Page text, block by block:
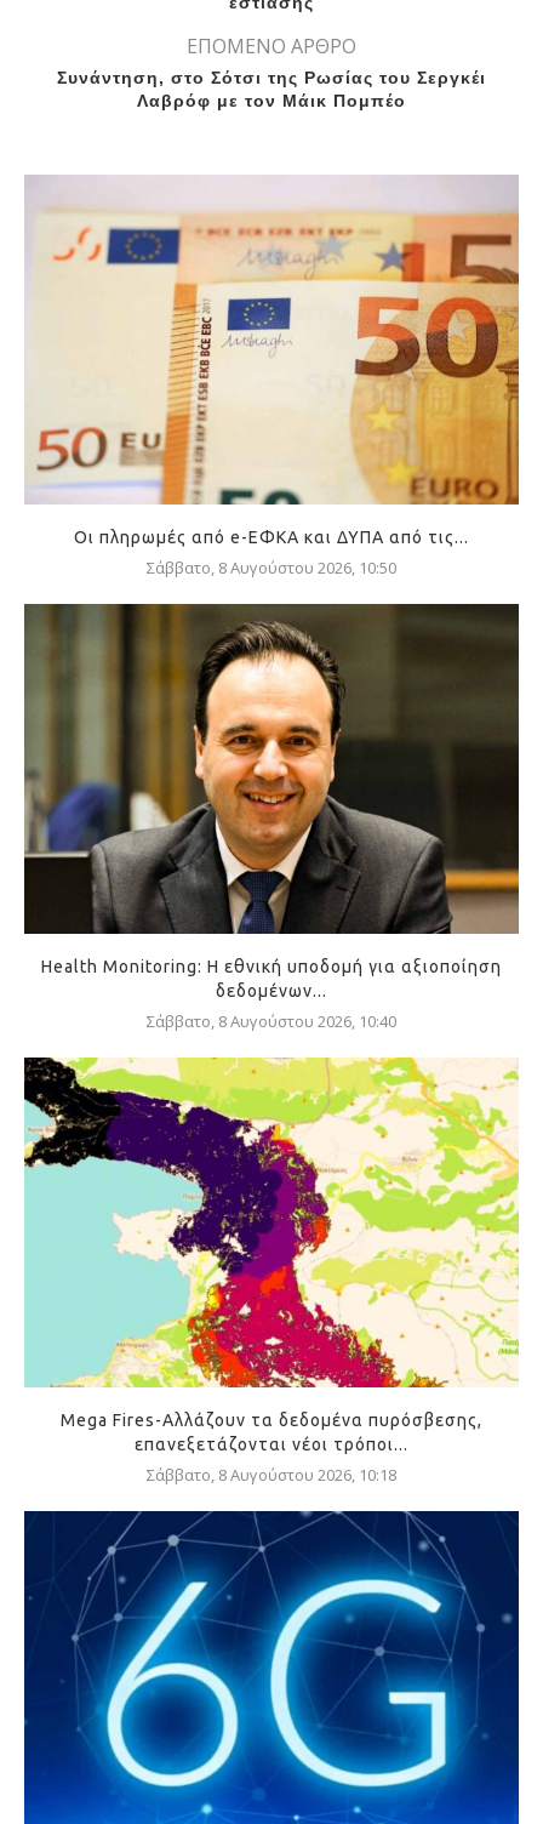
ΕΠΟΜΕΝΟ ΑΡΘΡΟ
Συνάντηση, στο Σότσι της Ρωσίας του Σεργκέι
Λαβρόφ με τον Μάικ Πομπέο
Οι πληρωμές από e-ΕΦΚΑ και ΔΥΠΑ από τις...
Σάββατο, 8 Αυγούστου 2026, 10:50
Health Monitoring: Η εθνική υποδομή για αξιοποίηση
δεδομένων...
Σάββατο, 8 Αυγούστου 2026, 10:40
Mega Fires-Αλλάζουν τα δεδομένα πυρόσβεσης,
επανεξετάζονται νέοι τρόποι...
Σάββατο, 8 Αυγούστου 2026, 10:18